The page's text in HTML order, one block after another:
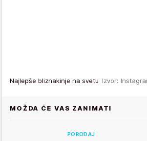
Najlepše bliznakinje na svetu Izvor:
MOŽDA ĆE VAS ZANIMATI
POROĐAJ